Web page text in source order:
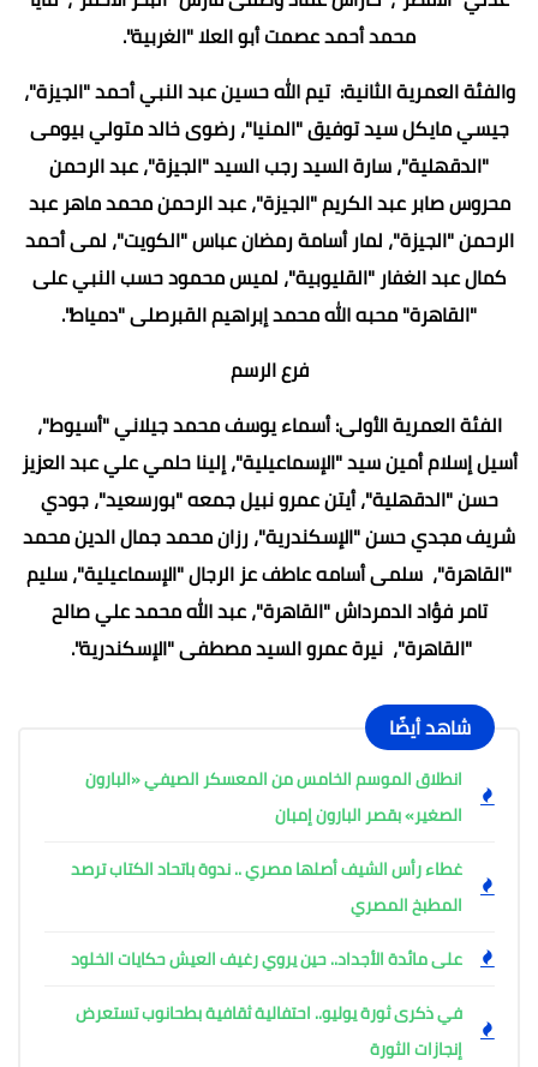
محمد أحمد عصمت أبو العلا "الغربية".
والفئة العمرية الثانية: تيم الله حسين عبد النبي أحمد "الجيزة"،
جيسي مايكل سيد توفيق "المنيا"، رضوى خالد متولي بيومى
"الدقهلية"، سارة السيد رجب السيد "الجيزة"، عبد الرحمن
محروس صابر عبد الكريم "الجيزة"، عبد الرحمن محمد ماهر عبد
الرحمن "الجيزة"، لمار أسامة رمضان عباس "الكويت"، لمى أحمد
كمال عبد الغفار "القليوبية"، لميس محمود حسب النبي على
"القاهرة" محبه الله محمد إبراهيم القبرصلى "دمياط".
فرع الرسم
الفئة العمرية الأولى: أسماء يوسف محمد جيلاني "أسيوط"،
أسيل إسلام أمين سيد "الإسماعيلية"، إلينا حلمي علي عبد العزيز
حسن "الدقهلية"، أيتن عمرو نبيل جمعه "بورسعيد"، جودي
شريف مجدي حسن "الإسكندرية"، رزان محمد جمال الدين محمد
"القاهرة"، سلمى أسامه عاطف عز الرجال "الإسماعيلية"، سليم
تامر فؤاد الدمرداش "القاهرة"، عبد الله محمد علي صالح
"القاهرة"، نيرة عمرو السيد مصطفى "الإسكندرية".
شاهد أيضًا
انطلاق الموسم الخامس من المعسكر الصيفي «البارون
الصغير» بقصر البارون إمبان
غطاء رأس الشيف أصلها مصري .. ندوة باتحاد الكتاب ترصد
المطبخ المصري
على مائدة الأجداد.. حين يروي رغيف العيش حكايات الخلود
في ذكرى ثورة يوليو.. احتفالية ثقافية بطحانوب تستعرض
إنجازات الثورة